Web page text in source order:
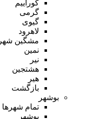
کوراییم
گرمی
گیوی
لاهرود
مشگین شهر
نمین
نیر
هشتجین
هیر
بازگشت
بوشهر
تمام شهر‌ها
بوشهر